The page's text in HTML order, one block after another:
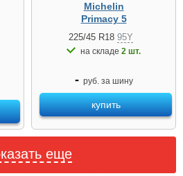
Michelin
Primacy 5
225/45 R18 95Y
на складе 2 шт.
- руб. за шину
купить
еще